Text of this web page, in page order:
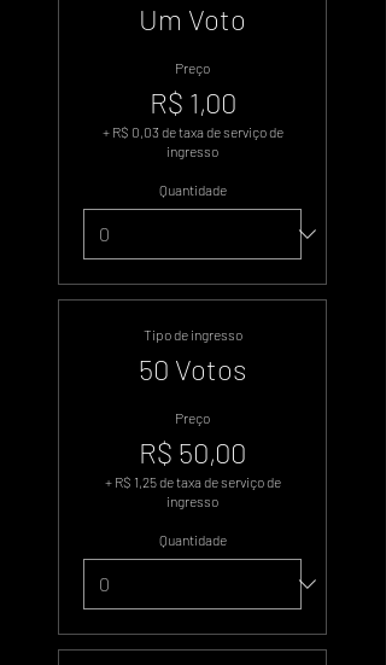
Um Voto
Preço
R$ 1,00
+ R$ 0,03 de taxa de serviço de
ingresso
Quantidade
Tipo de ingresso
50 Votos
Preço
R$ 50,00
+ R$ 1,25 de taxa de serviço de
ingresso
Quantidade